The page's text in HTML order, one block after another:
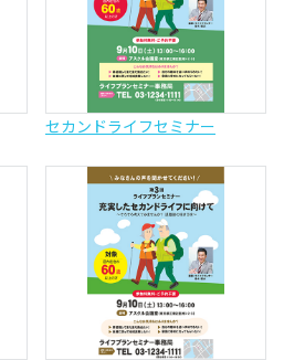
セカンドライフセミナー